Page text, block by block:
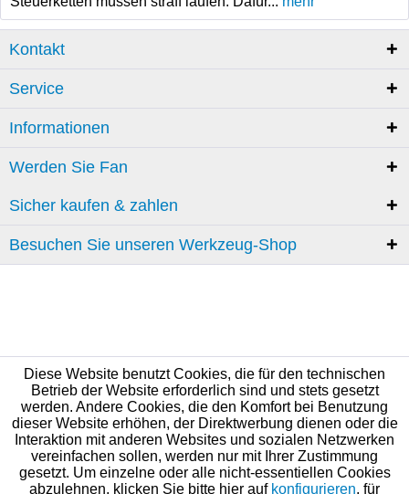
Kontakt
Service
Informationen
Werden Sie Fan
Sicher kaufen & zahlen
Besuchen Sie unseren Werkzeug-Shop
Diese Website benutzt Cookies, die für den technischen
Betrieb der Website erforderlich sind und stets gesetzt
werden. Andere Cookies, die den Komfort bei Benutzung
dieser Website erhöhen, der Direktwerbung dienen oder die
Interaktion mit anderen Websites und sozialen Netzwerken
vereinfachen sollen, werden nur mit Ihrer Zustimmung
gesetzt. Um einzelne oder alle nicht-essentiellen Cookies
abzulehnen, klicken Sie bitte hier auf konfigurieren, für